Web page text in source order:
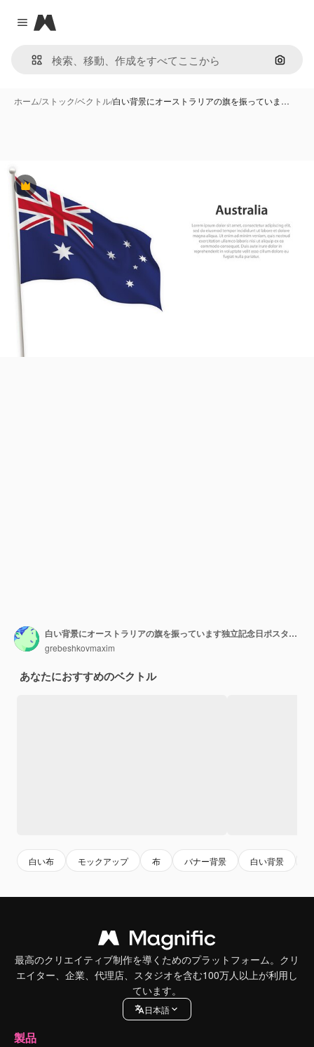
Close menu
Magnific
画像で
ホーム/ストック/ベクトル/白い背景にオーストラリアの旗を振っていま…
Premium
白い背景にオーストラリアの旗を振っています独立記念日ポスター デザインのテンプレート
grebeshkovmaxim
あなたにおすすめのベクトル
白い布 モックアップ 布 バナー背景 白い背景
最高のクリエイティブ制作を導くためのプラットフォーム。クリ
エイター、企業、代理店、スタジオを含む100万人以上が利用し
ています。
日本語
製品